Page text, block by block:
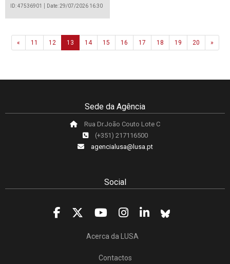
ID: 47536901 Date: 29/07/2026 16:30
«Previous
11 12 13 14 15 16 17 18 19 20 »Next
Sede da Agência
Rua Dr.João Couto Lote C
(+351) 217116500
agencialusa@lusa.pt
Social
Acerca da LUSA
Contactos